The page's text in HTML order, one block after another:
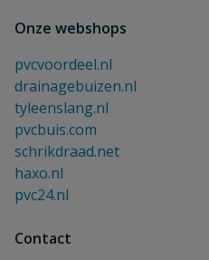
Onze webshops
pvcvoordeel.nl
drainagebuizen.nl
tyleenslang.nl
pvcbuis.com
schrikdraad.net
haxo.nl
pvc24.nl
Contact